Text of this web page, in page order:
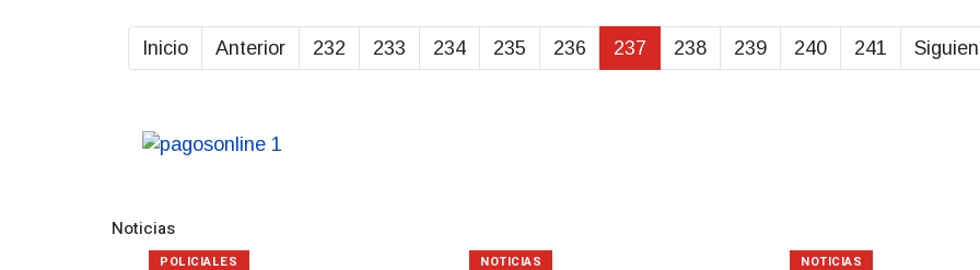
Inicio Anterior 232 233 234 235 236 237 238 239 240 241
Noticias
POLICIALES NOTICIAS NOTICIAS